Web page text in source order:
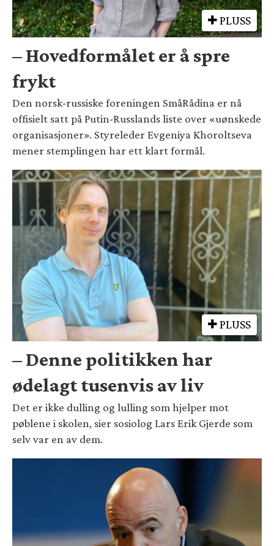
PLUSS
– Hovedformålet er å spre
frykt
Den norsk-russiske foreningen SmåRådina er nå
offisielt satt på Putin-Russlands liste over «uønskede
organisasjoner». Styreleder Evgeniya Khoroltseva
mener stemplingen har ett klart formål.
PLUSS
– Denne politikken har
ødelagt tusenvis av liv
Det er ikke dulling og lulling som hjelper mot
pøblene i skolen, sier sosiolog Lars Erik Gjerde som
selv var en av dem.